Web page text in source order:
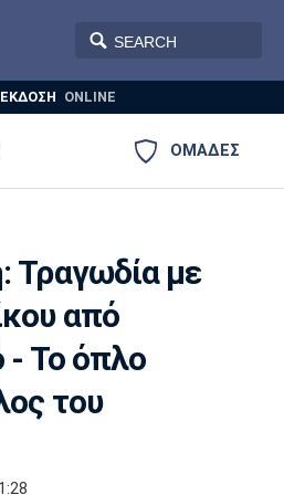
ONLINE
ΟΜΑΔΕΣ
ΣΠΟΡ
ΑΕΚ
Τραγωδία με
από
- Το όπλο
του